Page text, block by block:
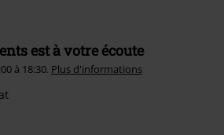
est à votre écoute
à 18:30. Plus d'informations